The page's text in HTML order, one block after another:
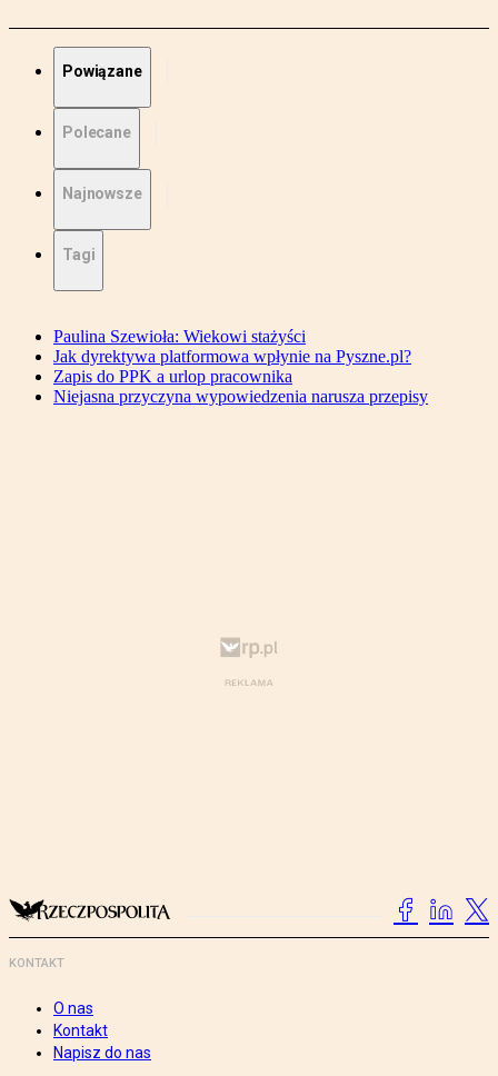
Powiązane
Polecane
Najnowsze
Tagi
Paulina Szewioła: Wiekowi stażyści
Jak dyrektywa platformowa wpłynie na Pyszne.pl?
Zapis do PPK a urlop pracownika
Niejasna przyczyna wypowiedzenia narusza przepisy
KONTAKT
O nas
Kontakt
Napisz do nas